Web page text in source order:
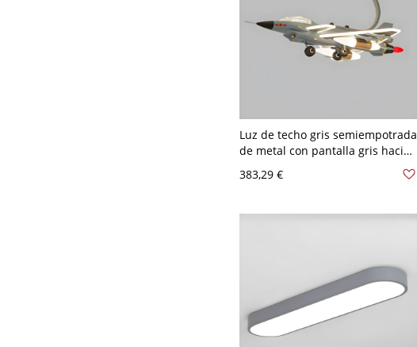
Luz de techo gris semiempotrada
de metal con pantalla gris hacia
abajo - Ideal para habitaciones
de niños - 110 A 120 V
383,29 €